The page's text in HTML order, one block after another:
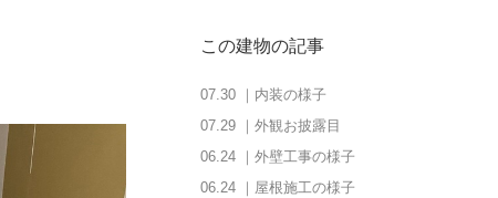
この建物の記事
07.30 ｜内装の様子
07.29 ｜外観お披露目
06.24 ｜外壁工事の様子
06.24 ｜屋根施工の様子